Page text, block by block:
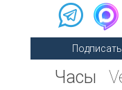
Часы